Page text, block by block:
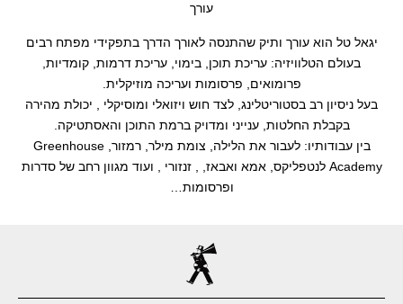
עורך
יגאל טל הוא עורך ותיק שהתנסה לאורך הדרך בתפקידי מפתח רבים
בעולם הטלוויזיה: עריכת תוכן, בימוי, עריכת דרמות, קומדיות,
פרומואים, פרסומות ועריכה מוזיקלית.
בעל ניסיון רב בסטוריטלינג, לצד חוש ויזואלי ומוסיקלי , יכולת מהירה
בקבלת החלטות, ענייני ומדויק ברמת התוכן והאסתטיקה.
בין עבודותיו: לעבור את הלילה, צומת מילר, רמזור, Greenhouse
Academy לנטפליקס, אמא ואבאז, , זנזורי , ועוד מגוון רחב של סדרות
ופרסומות…